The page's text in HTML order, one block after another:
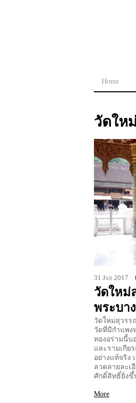
Home
วัดให
31 Jan 2017
วัดใหม่
พระบาง
วัดใหม่สุวรร
วัดที่มีกำแพง
ทองอร่ามนี้บ
และรามเกีย
อย่างแท้จริง
ลวดลายละเ
ศักดิ์สิทธิ์ยิ่งขึ้
More